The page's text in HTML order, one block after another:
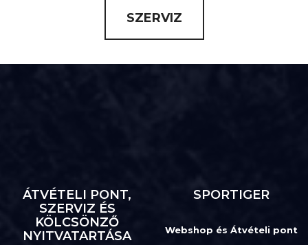
SZERVIZ
ÁTVÉTELI PONT,
SZERVIZ ÉS
KÖLCSÖNZŐ
NYITVATARTÁSA
SPORTIGER
Webshop és Átvételi pont